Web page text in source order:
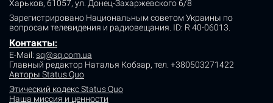
Харьков, 61057, ул. Донец-Захаржевского 6/8
Зарегистрировано Национальным советом Украины по
вопросам телевидения и радиовещания. ID: R 40-06013.
Контакты:
E-Mail: sq@sq.com.ua
Главный редактор Наталья Кобзар, тел. +380503271422
Авторы Status Quo
Этический кодекс Status Quo
Наша миссия и ценности